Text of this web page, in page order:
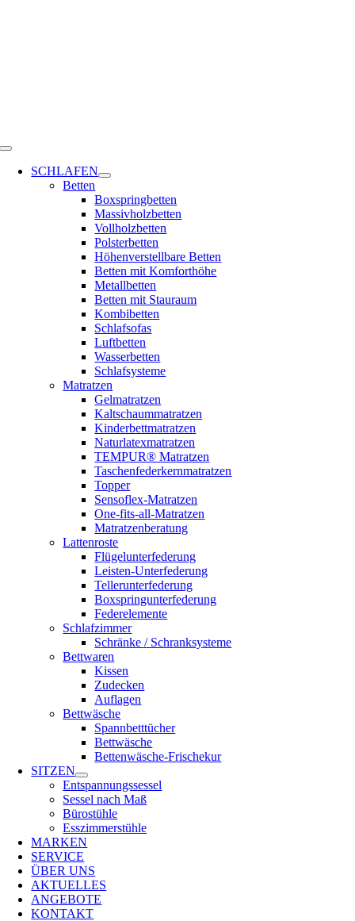
Toggle
NavigationSCHLAFEN
Betten
Boxspringbetten
Massivholzbetten
Vollholzbetten
Polsterbetten
Höhenverstellbare Betten
Betten mit Komforthöhe
Metallbetten
Betten mit Stauraum
Kombibetten
Schlafsofas
Luftbetten
Wasserbetten
Schlafsysteme
Matratzen
Gelmatratzen
Kaltschaummatratzen
Kinderbettmatratzen
Naturlatexmatratzen
TEMPUR® Matratzen
Taschenfederkernmatratzen
Topper
Sensoflex-Matratzen
One-fits-all-Matratzen
Matratzenberatung
Lattenroste
Flügelunterfederung
Leisten-Unterfederung
Tellerunterfederung
Boxspringunterfederung
Federelemente
Schlafzimmer
Schränke / Schranksysteme
Bettwaren
Kissen
Zudecken
Auflagen
Bettwäsche
Spannbetttücher
Bettwäsche
Bettenwäsche-Frischekur
SITZEN
Entspannungssessel
Sessel nach Maß
Bürostühle
Esszimmerstühle
MARKEN
SERVICE
ÜBER UNS
AKTUELLES
ANGEBOTE
KONTAKT